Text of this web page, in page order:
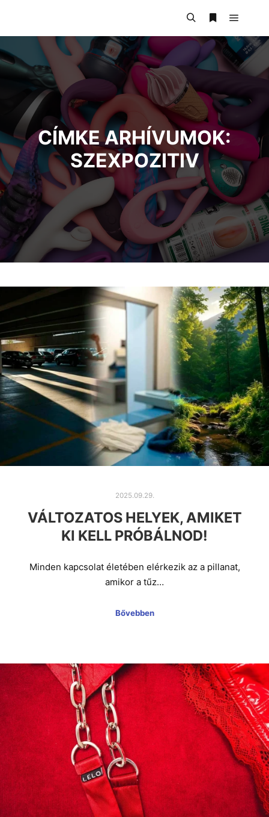
CÍMKE ARHÍVUMOK:
SZEXPOZITIV
2025.09.29.
VÁLTOZATOS HELYEK, AMIKET
KI KELL PRÓBÁLNOD!
Minden kapcsolat életében elérkezik az a pillanat,
amikor a tűz…
Bővebben